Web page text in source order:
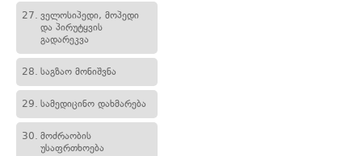
27. ველოსიპედი, მოპედი
და პირუტყვის
გადარეკვა
28. საგზაო მონიშვნა
29. სამედიცინო დახმარება
30. მოძრაობის
უსაფრთხოება